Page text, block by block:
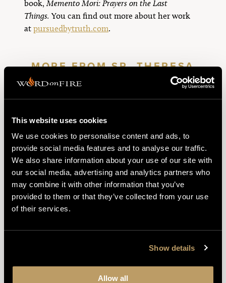
This website uses cookies
We use cookies to personalise content and ads, to
provide social media features and to analyse our traffic.
We also share information about your use of our site with
our social media, advertising and analytics partners who
may combine it with other information that you’ve
provided to them or that they’ve collected from your use
of their services.
Show details
Allow all
book, Memento Mori: Prayers on the Last
Things. You can find out more about her work
at pursuedbytruth.com.
MORE FROM SR. THERESA
ALETHEIA NOBLE
ARTICLES
A National Examination of
JANUARY 11, 2021